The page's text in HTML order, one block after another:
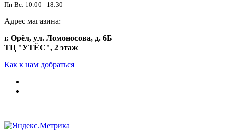
Пн-Вс: 10:00 - 18:30
Адрес магазина:
г. Орёл, ул. Ломоносова, д. 6Б
ТЦ "УТЁС", 2 этаж
Как к нам добраться